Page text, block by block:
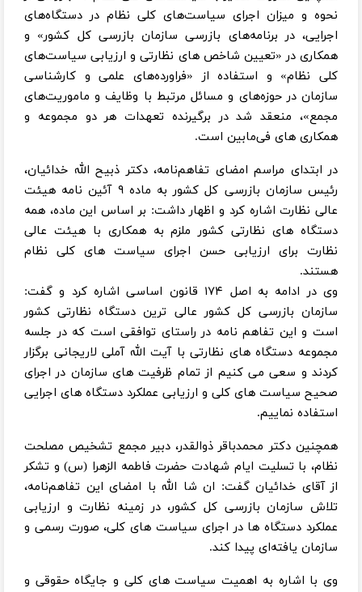
نحوه و میزان اجرای سیاست‎‌های کلی نظام در دستگاه‌های
اجرایی، در برنامه‌های بازرسی سازمان بازرسی کل کشور» و
همکاری در «تعیین شاخص های نظارتی و ارزیابی سیاست‌های
کلی نظام» و استفاده از «فراورده‌های علمی و کارشناسی
سازمان در حوزه‌های و مسائل مرتبط با وظایف و ماموریت‌های
مجمع»، منعقد شد در برگیرنده تعهدات هر دو مجموعه و
همکاری های فی‌مابین است.
در ابتدای مراسم امضای تفاهم‌نامه، دکتر ذبیح الله خدائیان،
رئیس سازمان بازرسی کل کشور به ماده ۹ آئین نامه هیئت
عالی نظارت اشاره کرد و اظهار داشت: بر اساس این ماده، همه
دستگاه های نظارتی کشور ملزم به همکاری با هیئت عالی
نظارت برای ارزیابی حسن اجرای سیاست های کلی نظام
هستند.
وی در ادامه به اصل ۱۷۴ قانون اساسی اشاره کرد و گفت:
سازمان بازرسی کل کشور عالی ترین دستگاه نظارتی کشور
است و این تفاهم نامه در راستای توافقی است که در جلسه
مجموعه دستگاه های نظارتی با آیت الله آملی لاریجانی برگزار
کردند و سعی می کنیم از تمام ظرفیت های سازمان در اجرای
صحیح سیاست های کلی و ارزیابی عملکرد دستگاه های اجرایی
استفاده نماییم.
همچنین دکتر محمدباقر ذوالقدر، دبیر مجمع تشخیص مصلحت
نظام، با تسلیت ایام شهادت حضرت فاطمه الزهرا (س) و تشکر
از آقای خدائیان گفت: ان شا الله با امضای این تفاهم‌نامه،
تلاش سازمان بازرسی کل کشور، در زمینه نظارت و ارزیابی
عملکرد دستگاه ها در اجرای سیاست های کلی، صورت رسمی و
سازمان یافته‌ای پیدا کند.
وی با اشاره به اهمیت سیاست های کلی و جایگاه حقوقی و